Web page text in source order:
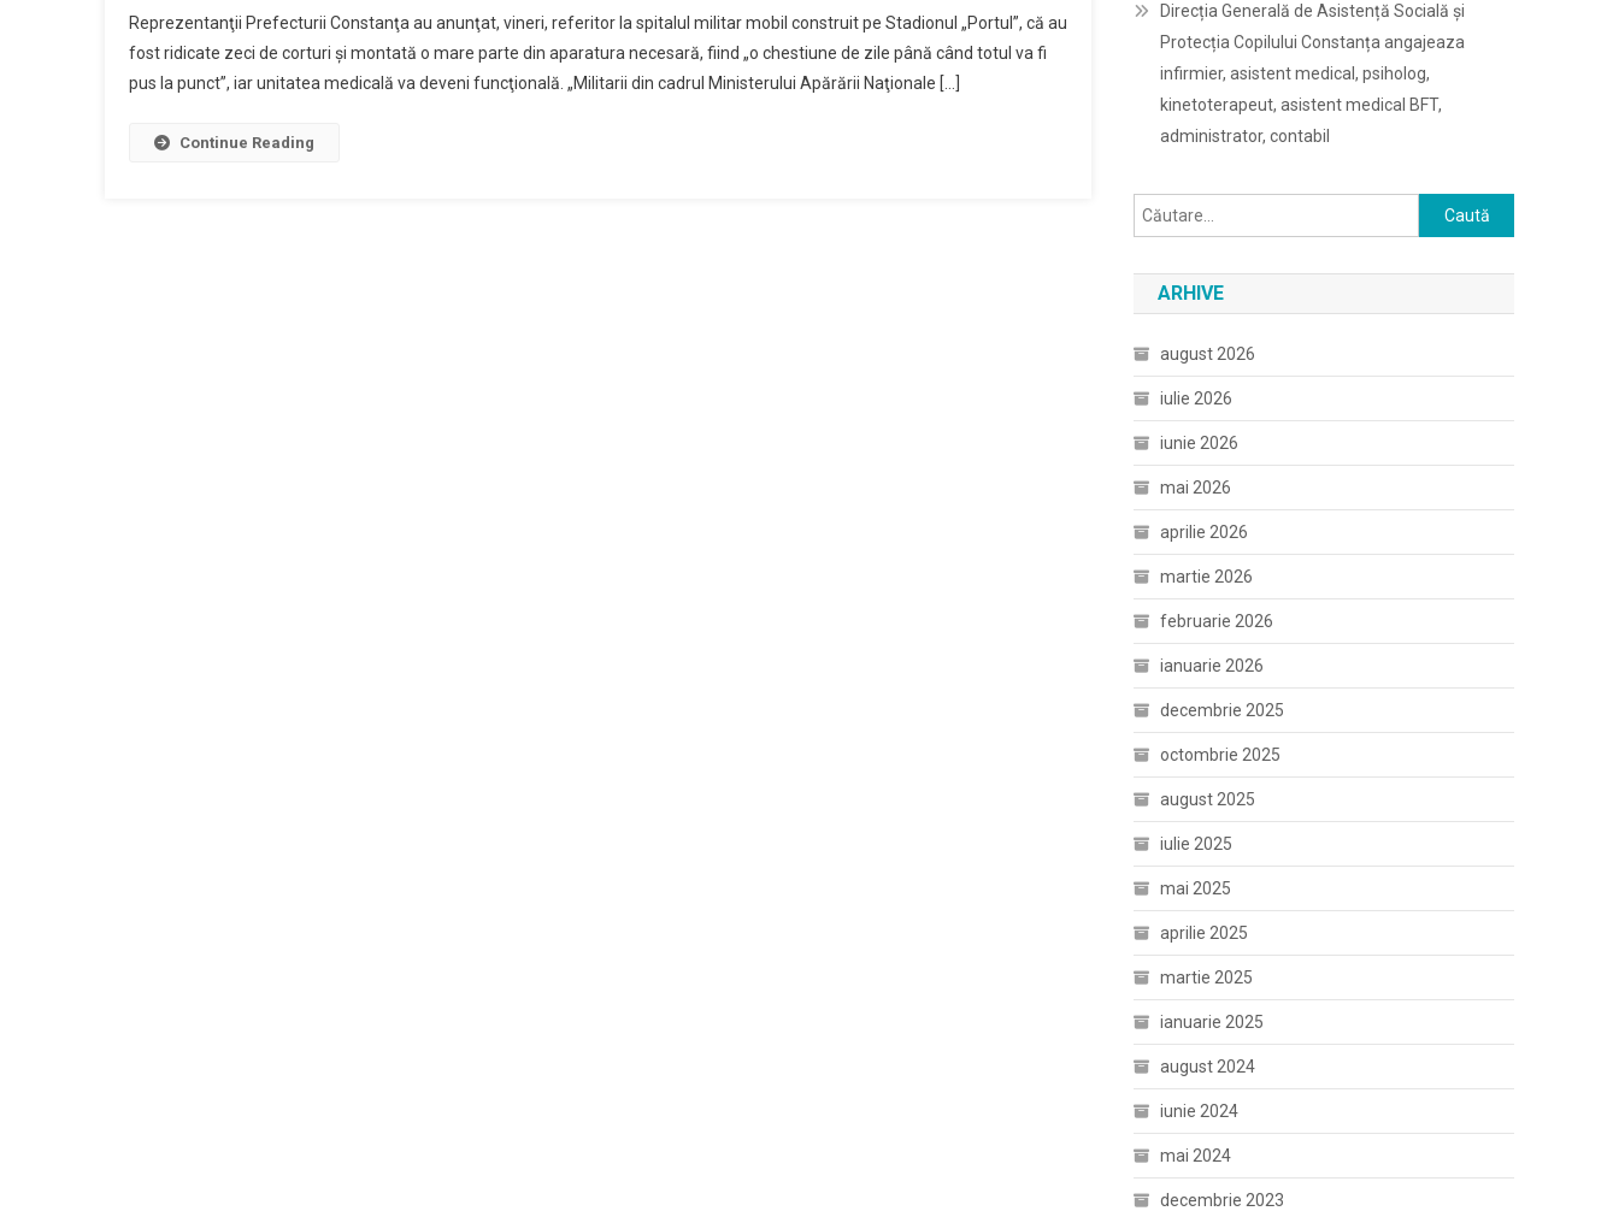
Reprezentanţii Prefecturii Constanţa au anunţat, vineri, referitor la spitalul militar mobil construit pe Stadionul „Portul”, că au
fost ridicate zeci de corturi şi montată o mare parte din aparatura necesară, fiind „o chestiune de zile până când totul va fi
pus la punct”, iar unitatea medicală va deveni funcţională. „Militarii din cadrul Ministerului Apărării Naţionale […]
Continue Reading
Direcția Generală de Asistență Socială și
Protecția Copilului Constanța angajeaza
infirmier, asistent medical, psiholog,
kinetoterapeut, asistent medical BFT,
administrator, contabil
Caută
după:
ARHIVE
august 2026
iulie 2026
iunie 2026
mai 2026
aprilie 2026
martie 2026
februarie 2026
ianuarie 2026
decembrie 2025
octombrie 2025
august 2025
iulie 2025
mai 2025
aprilie 2025
martie 2025
ianuarie 2025
august 2024
iunie 2024
mai 2024
decembrie 2023